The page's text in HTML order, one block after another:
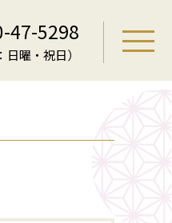
47-5298
曜・祝日）